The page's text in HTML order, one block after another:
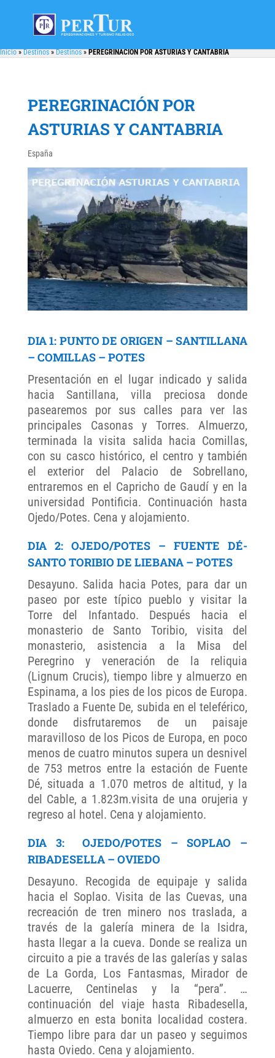
Inicio»Destinos»Destinos»PEREGRINACIÓN POR ASTURIAS Y CANTABRIA
PEREGRINACIÓN POR
ASTURIAS Y CANTABRIA
España
DIA 1: PUNTO DE ORIGEN – SANTILLANA
– COMILLAS – POTES
Presentación en el lugar indicado y salida
hacia Santillana, villa preciosa donde
pasearemos por sus calles para ver las
principales Casonas y Torres. Almuerzo,
terminada la visita salida hacia Comillas,
con su casco histórico, el centro y también
el exterior del Palacio de Sobrellano,
entraremos en el Capricho de Gaudí y en la
universidad Pontificia. Continuación hasta
Ojedo/Potes. Cena y alojamiento.
DIA 2: OJEDO/POTES – FUENTE DÉ-
SANTO TORIBIO DE LIEBANA – POTES
Desayuno. Salida hacia Potes, para dar un
paseo por este típico pueblo y visitar la
Torre del Infantado. Después hacia el
monasterio de Santo Toribio, visita del
monasterio, asistencia a la Misa del
Peregrino y veneración de la reliquia
(Lignum Crucis), tiempo libre y almuerzo en
Espinama, a los pies de los picos de Europa.
Traslado a Fuente De, subida en el teleférico,
donde disfrutaremos de un paisaje
maravilloso de los Picos de Europa, en poco
menos de cuatro minutos supera un desnivel
de 753 metros entre la estación de Fuente
Dé, situada a 1.070 metros de altitud, y la
del Cable, a 1.823m.visita de una orujeria y
regreso al hotel. Cena y alojamiento.
DIA 3: OJEDO/POTES –SOPLAO –
RIBADESELLA – OVIEDO
Desayuno. Recogida de equipaje y salida
hacia el Soplao. Visita de las Cuevas, una
recreación de tren minero nos traslada, a
través de la galería minera de la Isidra,
hasta llegar a la cueva. Donde se realiza un
circuito a pie a través de las galerías y salas
de La Gorda, Los Fantasmas, Mirador de
Lacuerre, Centinelas y la “pera”. …
continuación del viaje hasta Ribadesella,
almuerzo en esta bonita localidad costera.
Tiempo libre para dar un paseo y seguimos
hasta Oviedo. Cena y alojamiento.